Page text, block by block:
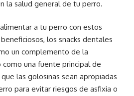
la salud general de tu perro.
a tu perro con estos
los snacks dentales
un complemento de la
como una fuente principal de
las golosinas sean apropiadas
para evitar riesgos de asfixia o